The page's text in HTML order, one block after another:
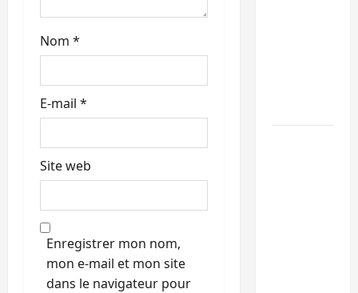
l
e
Nom *
E-mail *
Site web
Enregistrer mon nom,
mon e-mail et mon site
dans le navigateur pour